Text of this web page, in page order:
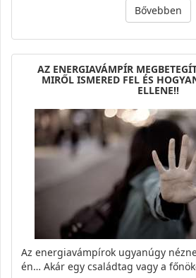
Bővebben
AZ ENERGIAVÁMPÍR
MIRŐL ISMERED FEL ÉS
ELLENE!!
Az energiavámpírok ugyanúgy
én… Akár egy családtag vagy a